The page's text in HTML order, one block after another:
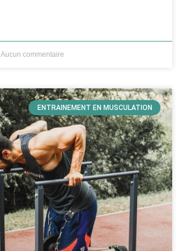
Aucun commentaire
ENTRAINEMENT EN MUSCULATION